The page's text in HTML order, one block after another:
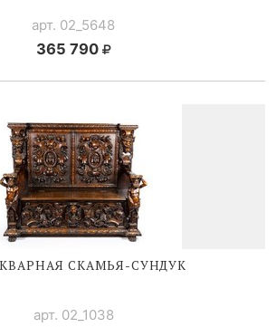
арт. 02_5648
365 790
СКАМЬЯ-СУНДУК
арт. 02_1038